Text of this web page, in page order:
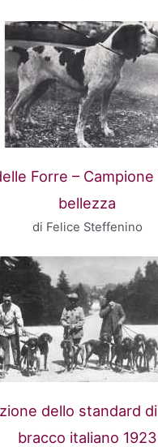
Forre –
bellezza
di Felice Steffenino
dello standard
bracco italiano 1923